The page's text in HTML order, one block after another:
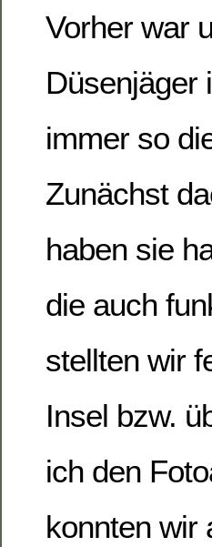
Vorher war
Düsenjäger
immer so
Zunächst
haben sie
die auch
stellten wir
Insel bzw.
ich den
konnten wir